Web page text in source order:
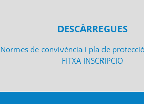
DESCÀRREGUES
Normes de convivència i pla de
FITXA INSCRIPCIO